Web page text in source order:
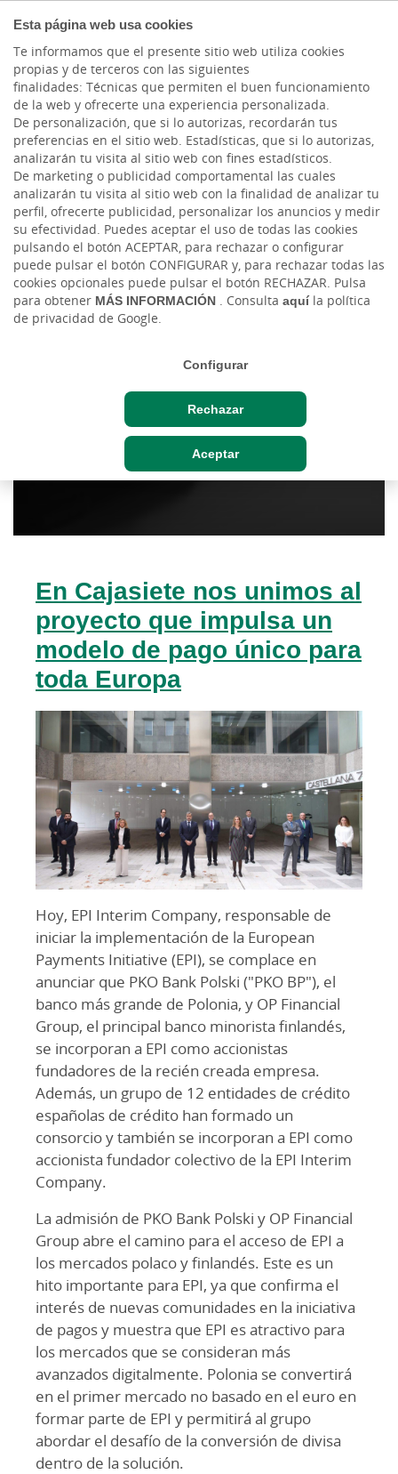
Esta página web usa cookies
Te informamos que el presente sitio web utiliza cookies
propias y de terceros con las siguientes
finalidades: Técnicas que permiten el buen funcionamiento
de la web y ofrecerte una experiencia personalizada.
De personalización, que si lo autorizas, recordarán tus
preferencias en el sitio web. Estadísticas, que si lo autorizas,
analizarán tu visita al sitio web con fines estadísticos.
De marketing o publicidad comportamental las cuales
analizarán tu visita al sitio web con la finalidad de analizar tu
perfil, ofrecerte publicidad, personalizar los anuncios y medir
su efectividad. Puedes aceptar el uso de todas las cookies
pulsando el botón ACEPTAR, para rechazar o configurar
puede pulsar el botón CONFIGURAR y, para rechazar todas las
cookies opcionales puede pulsar el botón RECHAZAR. Pulsa
para obtener MÁS INFORMACIÓN . Consulta aquíla política
de privacidad de Google.
Configurar
Rechazar
Aceptar
Cargando contenido, por favor espere...
CAJASIETE
Sala de Prensa
En Cajasiete nos unimos al
proyecto que impulsa un
modelo de pago único para
toda Europa
Hoy, EPI Interim Company, responsable de
iniciar la implementación de la European
Payments Initiative (EPI), se complace en
anunciar que PKO Bank Polski ("PKO BP"), el
banco más grande de Polonia, y OP Financial
Group, el principal banco minorista finlandés,
se incorporan a EPI como accionistas
fundadores de la recién creada empresa.
Además, un grupo de 12 entidades de crédito
españolas de crédito han formado un
consorcio y también se incorporan a EPI como
accionista fundador colectivo de la EPI Interim
Company.
La admisión de PKO Bank Polski y OP Financial
Group abre el camino para el acceso de EPI a
los mercados polaco y finlandés. Este es un
hito importante para EPI, ya que confirma el
interés de nuevas comunidades en la iniciativa
de pagos y muestra que EPI es atractivo para
los mercados que se consideran más
avanzados digitalmente. Polonia se convertirá
en el primer mercado no basado en el euro en
formar parte de EPI y permitirá al grupo
abordar el desafío de la conversión de divisa
dentro de la solución.